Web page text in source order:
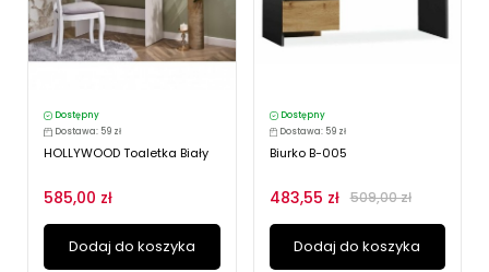
Dostępny
Dostawa: 59 zł
HOLLYWOOD Toaletka Biały
585,00 zł
Dodaj do koszyka
Dostępny
Dostawa: 59 zł
Biurko B-005
483,55 zł 509,00 zł
Dodaj do koszyka